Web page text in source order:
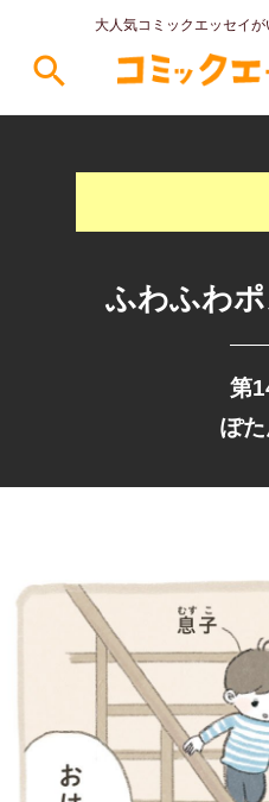
大人気コミックエッセイが
search
ふわふわ
第
ぽ